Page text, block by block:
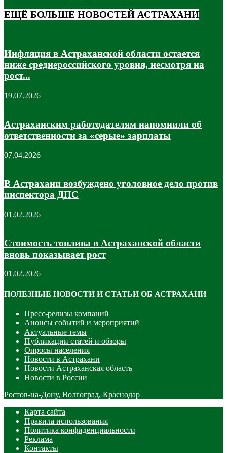
ЕЩЁ БОЛЬШЕ НОВОСТЕЙ АСТРАХАНИ
Инфляция в Астраханской области остается
ниже среднероссийского уровня, несмотря на
рост...
19.07.2026
Астраханским работодателям напомнили об
ответственности за «серые» зарплаты
07.04.2026
В Астрахани возбуждено уголовное дело против
инспектора ДПС
01.02.2026
Стоимость топлива в Астраханской области
вновь показывает рост
01.02.2026
ПОЛЕЗНЫЕ НОВОСТИ И СТАТЬИ ОБ АСТРАХАНИ
Пресс-релизы компаний
Анонсы событий и мероприятий
Актуальные темы
Публикации статей и обзоры
Опросы населения
Новости в Астрахани
Новости Астраханская область
Новости в России
Ростов-на-Дону, Волгоград, Краснодар
Карта сайта
Правила использования
Политика конфиденциальности
Реклама
Контакты